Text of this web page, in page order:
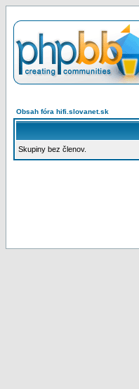
Obsah fóra hifi.slovanet.sk
Skupiny bez členov.